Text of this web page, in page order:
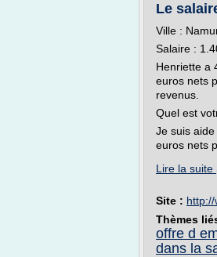
Le
Ville :
Salaire :
Henriette a
euros nets
revenus.
Quel est
Je suis
euros nets
Lire la suite
Site :
Thèmes
offre d
dans la